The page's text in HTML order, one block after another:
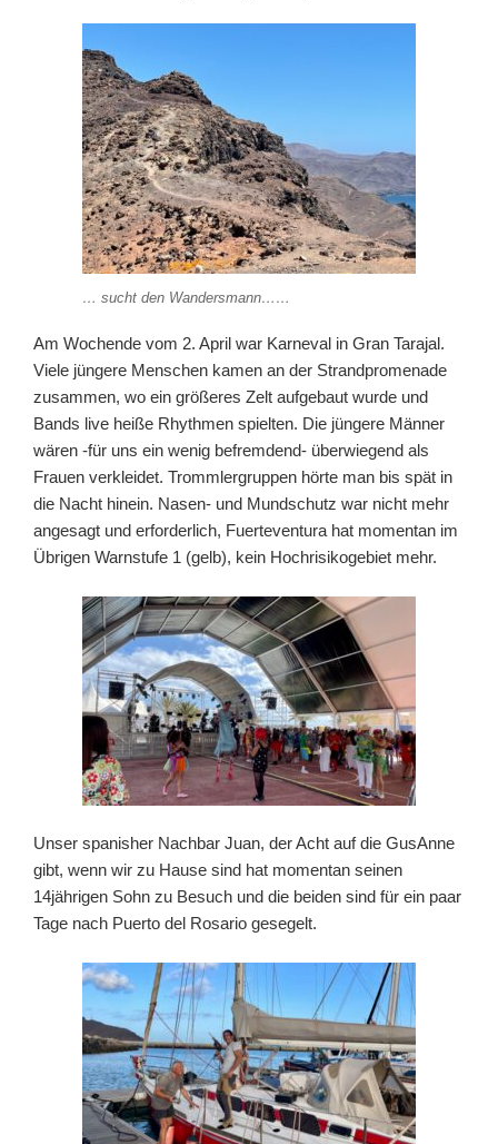
… sucht den Wandersmann……
Am Wochende vom 2. April war Karneval in Gran Tarajal.
Viele jüngere Menschen kamen an der Strandpromenade
zusammen, wo ein größeres Zelt aufgebaut wurde und
Bands live heiße Rhythmen spielten. Die jüngere Männer
wären -für uns ein wenig befremdend- überwiegend als
Frauen verkleidet. Trommlergruppen hörte man bis spät in
die Nacht hinein. Nasen- und Mundschutz war nicht mehr
angesagt und erforderlich, Fuerteventura hat momentan im
Übrigen Warnstufe 1 (gelb), kein Hochrisikogebiet mehr.
Unser spanisher Nachbar Juan, der Acht auf die GusAnne
gibt, wenn wir zu Hause sind hat momentan seinen
14jährigen Sohn zu Besuch und die beiden sind für ein paar
Tage nach Puerto del Rosario gesegelt.